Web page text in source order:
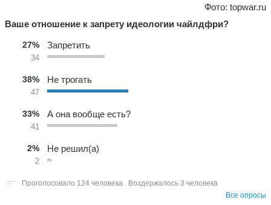
Фото: topwar.ru
Ваше отношение к запрету идеологии чайлдфри?
27%
34
Запретить
38%
47
Не трогать
33%
41
А она вообще есть?
2%
2
Не решил(а)
Проголосовало 124 человека
Воздержалось 3 человека
Все опросы